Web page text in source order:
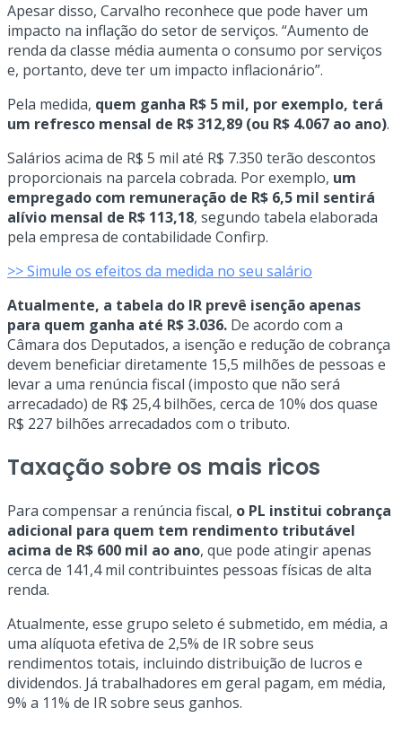
Apesar disso, Carvalho reconhece que pode haver um
impacto na inflação do setor de serviços. “Aumento de
renda da classe média aumenta o consumo por serviços
e, portanto, deve ter um impacto inflacionário”.
Pela medida, quem ganha R$ 5 mil, por exemplo, terá
um refresco mensal de R$ 312,89 (ou R$ 4.067 ao ano).
Salários acima de R$ 5 mil até R$ 7.350 terão descontos
proporcionais na parcela cobrada. Por exemplo, um
empregado com remuneração de R$ 6,5 mil sentirá
alívio mensal de R$ 113,18, segundo tabela elaborada
pela empresa de contabilidade Confirp.
>> Simule os efeitos da medida no seu salário
Atualmente, a tabela do IR prevê isenção apenas
para quem ganha até R$ 3.036. De acordo com a
Câmara dos Deputados, a isenção e redução de cobrança
devem beneficiar diretamente 15,5 milhões de pessoas e
levar a uma renúncia fiscal (imposto que não será
arrecadado) de R$ 25,4 bilhões, cerca de 10% dos quase
R$ 227 bilhões arrecadados com o tributo.
Taxação sobre os mais ricos
Para compensar a renúncia fiscal, o PL institui cobrança
adicional para quem tem rendimento tributável
acima de R$ 600 mil ao ano, que pode atingir apenas
cerca de 141,4 mil contribuintes pessoas físicas de alta
renda.
Atualmente, esse grupo seleto é submetido, em média, a
uma alíquota efetiva de 2,5% de IR sobre seus
rendimentos totais, incluindo distribuição de lucros e
dividendos. Já trabalhadores em geral pagam, em média,
9% a 11% de IR sobre seus ganhos.